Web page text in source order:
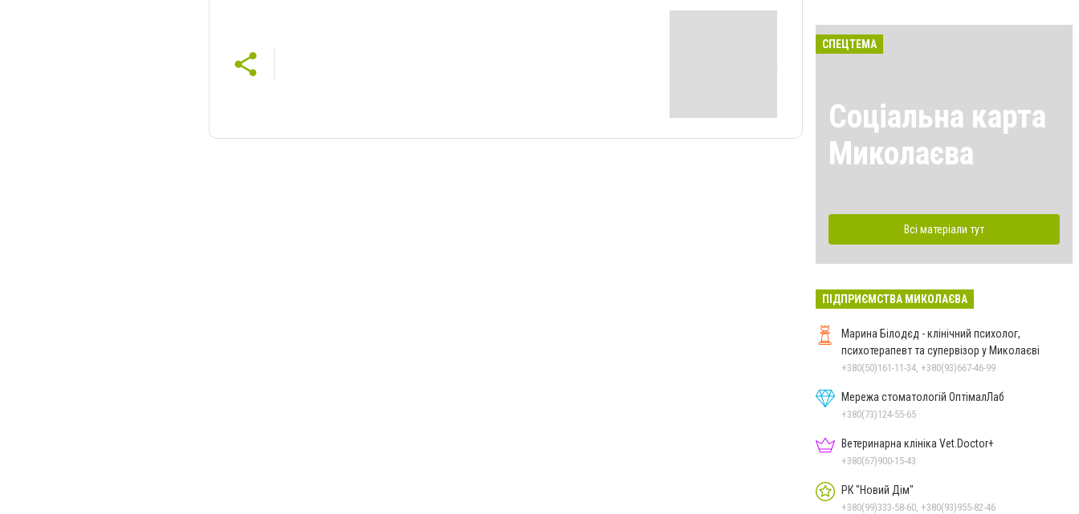
СПЕЦТЕМА
Соціальна карта
Миколаєва
Всі матеріали тут
ПІДПРИЄМСТВА МИКОЛАЄВА
Марина Білодєд - клінічний психолог,
психотерапевт та супервізор у Миколаєві
+380(50)161-11-34, +380(93)667-46-99
Мережа стоматологій ОптімалЛаб
+380(73)124-55-65
Ветеринарна клініка Vet.Doctor+
+380(67)900-15-43
РК "Новий Дім"
+380(99)333-58-60, +380(93)955-82-46